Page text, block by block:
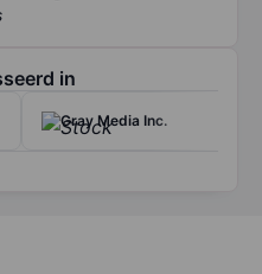
in
Gray Media Inc.